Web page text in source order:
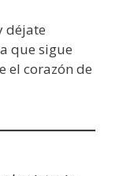
déjate
que sigue
el corazón de